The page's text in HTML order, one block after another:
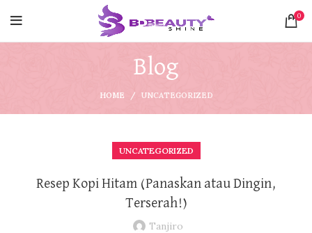
0
Blog
HOME UNCATEGORIZED
UNCATEGORIZED
Resep Kopi Hitam (Panaskan atau Dingin,
Terserah!)
Tanjiro